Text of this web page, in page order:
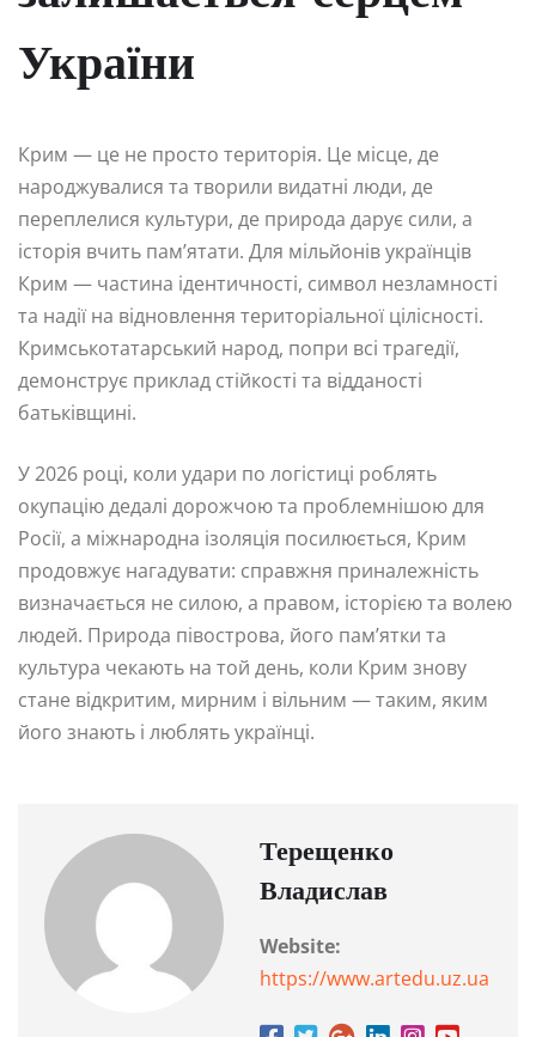
України
Крим — це не просто територія. Це місце, де
народжувалися та творили видатні люди, де
переплелися культури, де природа дарує сили, а
історія вчить пам’ятати. Для мільйонів українців
Крим — частина ідентичності, символ незламності
та надії на відновлення територіальної цілісності.
Кримськотатарський народ, попри всі трагедії,
демонструє приклад стійкості та відданості
батьківщині.
У 2026 році, коли удари по логістиці роблять
окупацію дедалі дорожчою та проблемнішою для
Росії, а міжнародна ізоляція посилюється, Крим
продовжує нагадувати: справжня приналежність
визначається не силою, а правом, історією та волею
людей. Природа півострова, його пам’ятки та
культура чекають на той день, коли Крим знову
стане відкритим, мирним і вільним — таким, яким
його знають і люблять українці.
Терещенко
Владислав
Website:
https://www.artedu.uz.ua